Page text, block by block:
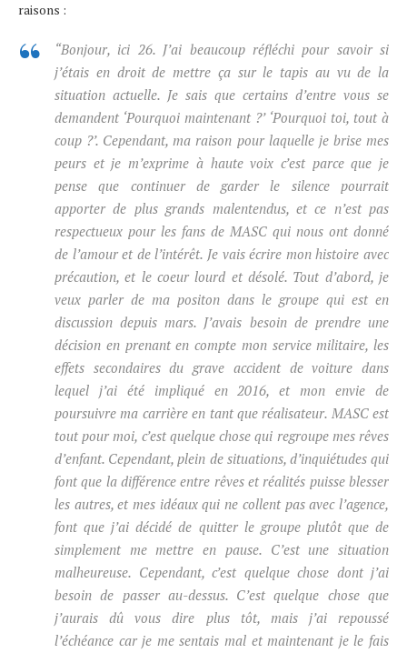
raisons :
“Bonjour, ici 26. J’ai beaucoup réfléchi pour savoir si
j’étais en droit de mettre ça sur le tapis au vu de la
situation actuelle. Je sais que certains d’entre vous se
demandent ‘Pourquoi maintenant ?’ ‘Pourquoi toi, tout à
coup ?’. Cependant, ma raison pour laquelle je brise mes
peurs et je m’exprime à haute voix c’est parce que je
pense que continuer de garder le silence pourrait
apporter de plus grands malentendus, et ce n’est pas
respectueux pour les fans de MASC qui nous ont donné
de l’amour et de l’intérêt. Je vais écrire mon histoire avec
précaution, et le coeur lourd et désolé. Tout d’abord, je
veux parler de ma positon dans le groupe qui est en
discussion depuis mars. J’avais besoin de prendre une
décision en prenant en compte mon service militaire, les
effets secondaires du grave accident de voiture dans
lequel j’ai été impliqué en 2016, et mon envie de
poursuivre ma carrière en tant que réalisateur. MASC est
tout pour moi, c’est quelque chose qui regroupe mes rêves
d’enfant. Cependant, plein de situations, d’inquiétudes qui
font que la différence entre rêves et réalités puisse blesser
les autres, et mes idéaux qui ne collent pas avec l’agence,
font que j’ai décidé de quitter le groupe plutôt que de
simplement me mettre en pause. C’est une situation
malheureuse. Cependant, c’est quelque chose dont j’ai
besoin de passer au-dessus. C’est quelque chose que
j’aurais dû vous dire plus tôt, mais j’ai repoussé
l’échéance car je me sentais mal et maintenant je le fais